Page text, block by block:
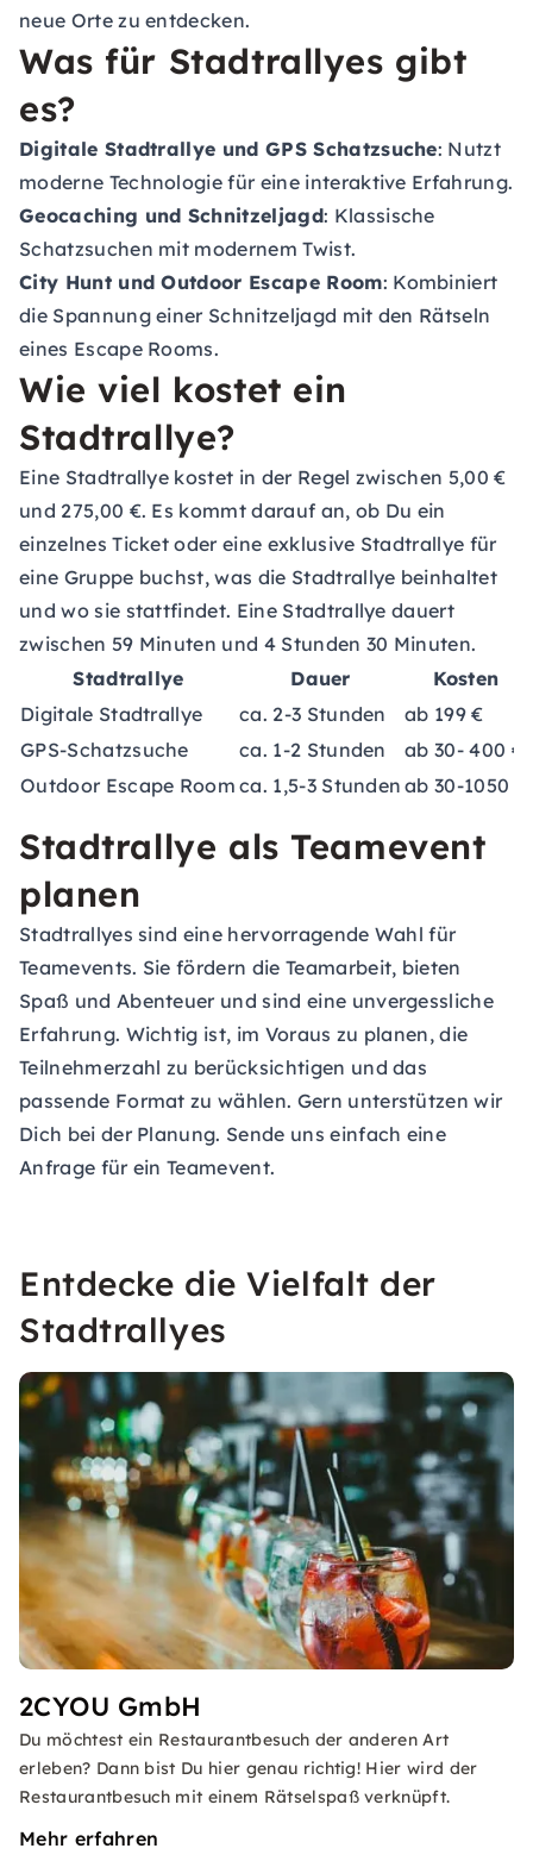
neue Orte zu entdecken.
Was für Stadtrallyes gibt
es?
Digitale Stadtrallye und GPS Schatzsuche: Nutzt
moderne Technologie für eine interaktive Erfahrung.
Geocaching und Schnitzeljagd: Klassische
Schatzsuchen mit modernem Twist.
City Hunt und Outdoor Escape Room: Kombiniert
die Spannung einer Schnitzeljagd mit den Rätseln
eines Escape Rooms.
Wie viel kostet ein
Stadtrallye?
Eine Stadtrallye kostet in der Regel zwischen 5,00 €
und 275,00 €. Es kommt darauf an, ob Du ein
einzelnes Ticket oder eine exklusive Stadtrallye für
eine Gruppe buchst, was die Stadtrallye beinhaltet
und wo sie stattfindet. Eine Stadtrallye dauert
zwischen 59 Minuten und 4 Stunden 30 Minuten.
Stadtrallye
Dauer
Kosten
Digitale Stadtrallye
ca. 2-3 Stunden
ab 199 €
GPS-Schatzsuche
ca. 1-2 Stunden
ab 30- 400 €
Outdoor Escape Room ca. 1,5-3 Stunden ab 30-1050 €
Stadtrallye als Teamevent
planen
Stadtrallyes sind eine hervorragende Wahl für
Teamevents. Sie fördern die Teamarbeit, bieten
Spaß und Abenteuer und sind eine unvergessliche
Erfahrung. Wichtig ist, im Voraus zu planen, die
Teilnehmerzahl zu berücksichtigen und das
passende Format zu wählen. Gern unterstützen wir
Dich bei der Planung. Sende uns einfach eine
Anfrage für ein Teamevent.
Entdecke die Vielfalt der
Stadtrallyes
2CYOU GmbH
Du möchtest ein Restaurantbesuch der anderen Art
erleben? Dann bist Du hier genau richtig! Hier wird der
Restaurantbesuch mit einem Rätselspaß verknüpft.
Mehr erfahren